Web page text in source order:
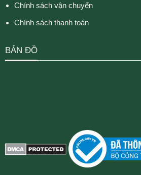
Chính sách vận chuyển
Chính sách thanh toán
BẢN ĐỒ